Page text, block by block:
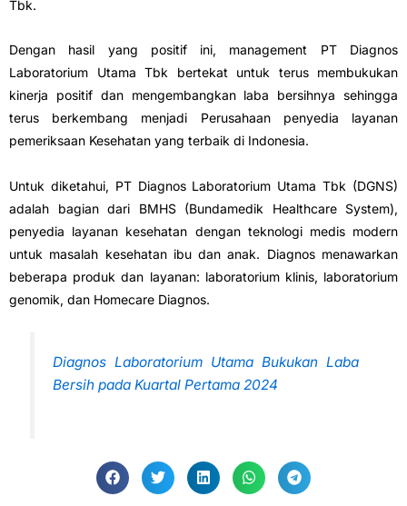
Tbk.
Dengan hasil yang positif ini, management PT Diagnos
Laboratorium Utama Tbk bertekat untuk terus membukukan
kinerja positif dan mengembangkan laba bersihnya sehingga
terus berkembang menjadi Perusahaan penyedia layanan
pemeriksaan Kesehatan yang terbaik di Indonesia.
Untuk diketahui, PT Diagnos Laboratorium Utama Tbk (DGNS)
adalah bagian dari BMHS (Bundamedik Healthcare System),
penyedia layanan kesehatan dengan teknologi medis modern
untuk masalah kesehatan ibu dan anak. Diagnos menawarkan
beberapa produk dan layanan: laboratorium klinis, laboratorium
genomik, dan Homecare Diagnos.
Diagnos Laboratorium Utama Bukukan Laba
Bersih pada Kuartal Pertama 2024